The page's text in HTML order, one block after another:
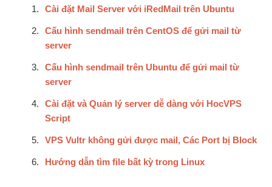
Cài đặt Mail Server với iRedMail trên Ubuntu
Cấu hình sendmail trên CentOS để gửi mail từ
server
Cấu hình sendmail trên Ubuntu để gửi mail từ
server
Cài đặt và Quản lý server dễ dàng với HocVPS
Script
VPS Vultr không gửi được mail, Các Port bị Block
Hướng dẫn tìm file bất kỳ trong Linux